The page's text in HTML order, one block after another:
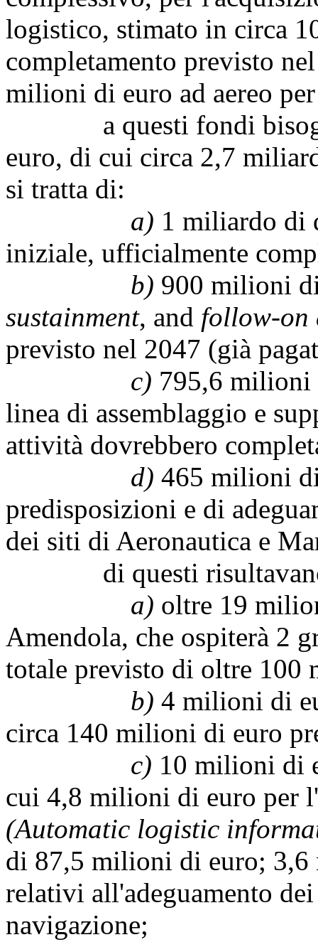
logistico, stimato in circa
completamento previsto
milioni di euro ad aereo
a questi fondi
euro, di cui circa 2,7
si tratta di:
a) 1 miliardo di
iniziale, ufficialmente
b) 900 milioni
sustainment, and follow-on
previsto nel 2047 (già
c) 795,6 milioni
linea di assemblaggio e
attività dovrebbero
d) 465 milioni
predisposizioni e di
dei siti di Aeronautica e
di questi risultavano
a) oltre 19
Amendola, che ospiterà 2
totale previsto di oltre 100
b) 4 milioni di
circa 140 milioni di euro
c) 10 milioni di
cui 4,8 milioni di euro per
(Automatic logistic
di 87,5 milioni di euro;
relativi all'adeguamento
navigazione;